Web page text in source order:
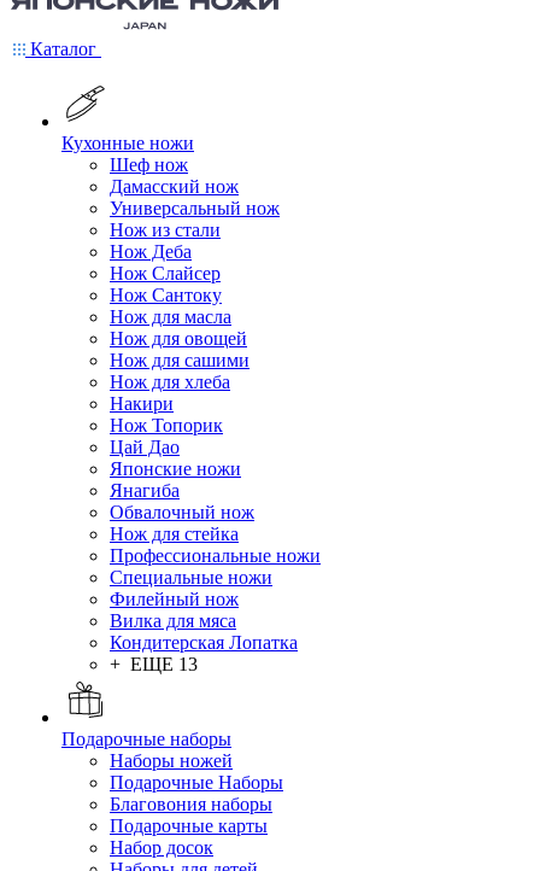
Каталог
Кухонные ножи
Шеф нож
Дамасский нож
Универсальный нож
Нож из стали
Нож Деба
Нож Слайсер
Нож Сантоку
Нож для масла
Нож для овощей
Нож для сашими
Нож для хлеба
Накири
Нож Топорик
Цай Дао
Японские ножи
Янагиба
Обвалочный нож
Нож для стейка
Профессиональные ножи
Специальные ножи
Филейный нож
Вилка для мяса
Кондитерская Лопатка
+ ЕЩЕ 13
Подарочные наборы
Наборы ножей
Подарочные Наборы
Благовония наборы
Подарочные карты
Набор досок